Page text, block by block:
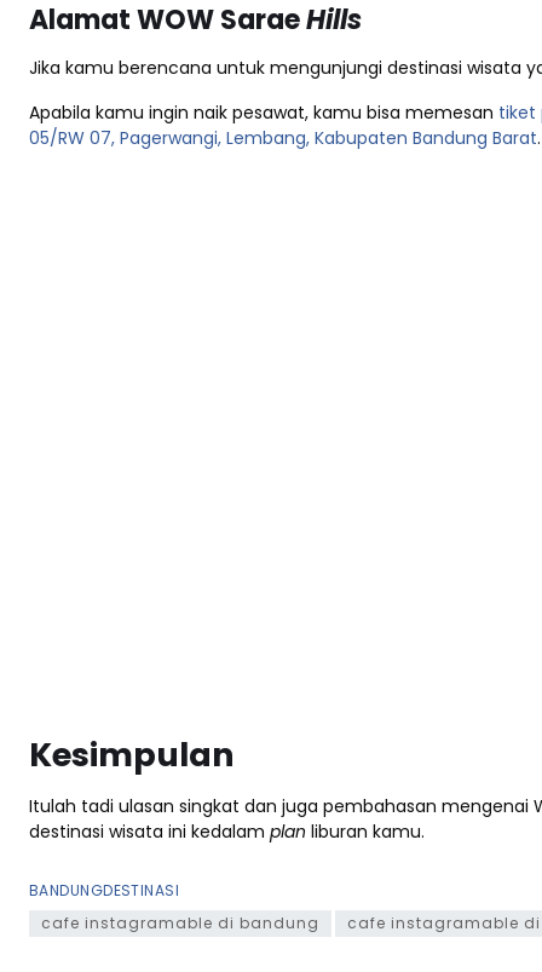
Alamat WOW SaraeHills
Jika kamu berencana untuk mengunjungi destinasi wisata
Apabila kamu ingin naik pesawat, kamu bisa memesan tiket
05/RW 07, Pagerwangi, Lembang, Kabupaten Bandung Barat.
Kesimpulan
Itulah tadi ulasan singkat dan juga pembahasan mengenai
destinasi wisata ini kedalam plan liburan kamu.
BANDUNGDESTINASI
cafe instagramable di bandung
cafe instagramable